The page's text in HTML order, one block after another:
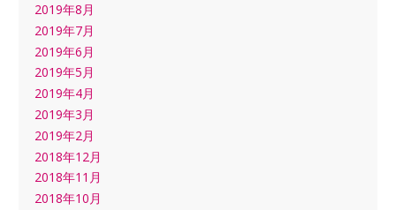
2019年8月
2019年7月
2019年6月
2019年5月
2019年4月
2019年3月
2019年2月
2018年12月
2018年11月
2018年10月